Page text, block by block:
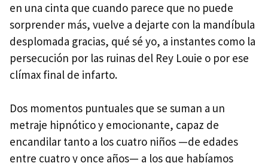
en una cinta que cuando parece que no puede
sorprender más, vuelve a dejarte con la mandíbula
desplomada gracias, qué sé yo, a instantes como la
persecución por las ruinas del Rey Louie o por ese
clímax final de infarto.
Dos momentos puntuales que se suman a un
metraje hipnótico y emocionante, capaz de
encandilar tanto a los cuatro niños —de edades
entre cuatro y once años— a los que habíamos